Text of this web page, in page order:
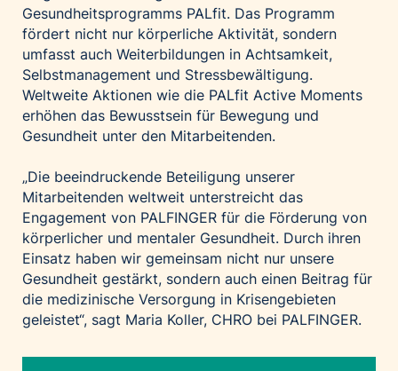
Gesundheitsprogramms PALfit. Das Programm
fördert nicht nur körperliche Aktivität, sondern
umfasst auch Weiterbildungen in Achtsamkeit,
Selbstmanagement und Stressbewältigung.
Weltweite Aktionen wie die PALfit Active Moments
erhöhen das Bewusstsein für Bewegung und
Gesundheit unter den Mitarbeitenden.
„Die beeindruckende Beteiligung unserer
Mitarbeitenden weltweit unterstreicht das
Engagement von PALFINGER für die Förderung von
körperlicher und mentaler Gesundheit. Durch ihren
Einsatz haben wir gemeinsam nicht nur unsere
Gesundheit gestärkt, sondern auch einen Beitrag für
die medizinische Versorgung in Krisengebieten
geleistet“, sagt Maria Koller, CHRO bei PALFINGER.